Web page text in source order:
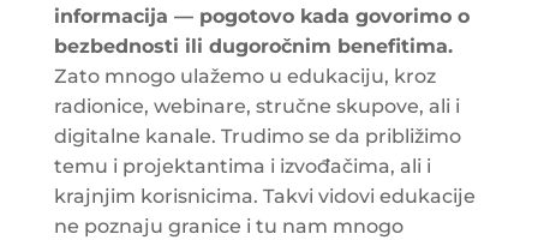
informacija — pogotovo kada govorimo o
bezbednosti ili dugoročnim benefitima.
Zato mnogo ulažemo u edukaciju, kroz
radionice, webinare, stručne skupove, ali i
digitalne kanale. Trudimo se da približimo
temu i projektantima i izvođačima, ali i
krajnjim korisnicima. Takvi vidovi edukacije
ne poznaju granice i tu nam mnogo